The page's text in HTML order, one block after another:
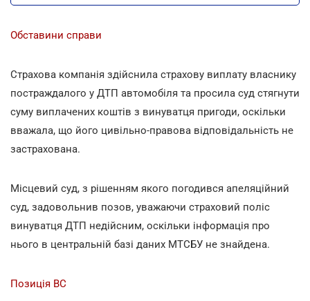
Обставини справи
Страхова компанія здійснила страхову виплату власнику
постраждалого у ДТП автомобіля та просила суд стягнути
суму виплачених коштів з винуватця пригоди, оскільки
вважала, що його цивільно-правова відповідальність не
застрахована.
Місцевий суд, з рішенням якого погодився апеляційний
суд, задовольнив позов, уважаючи страховий поліс
винуватця ДТП недійсним, оскільки інформація про
нього в центральній базі даних МТСБУ не знайдена.
Позиція ВС